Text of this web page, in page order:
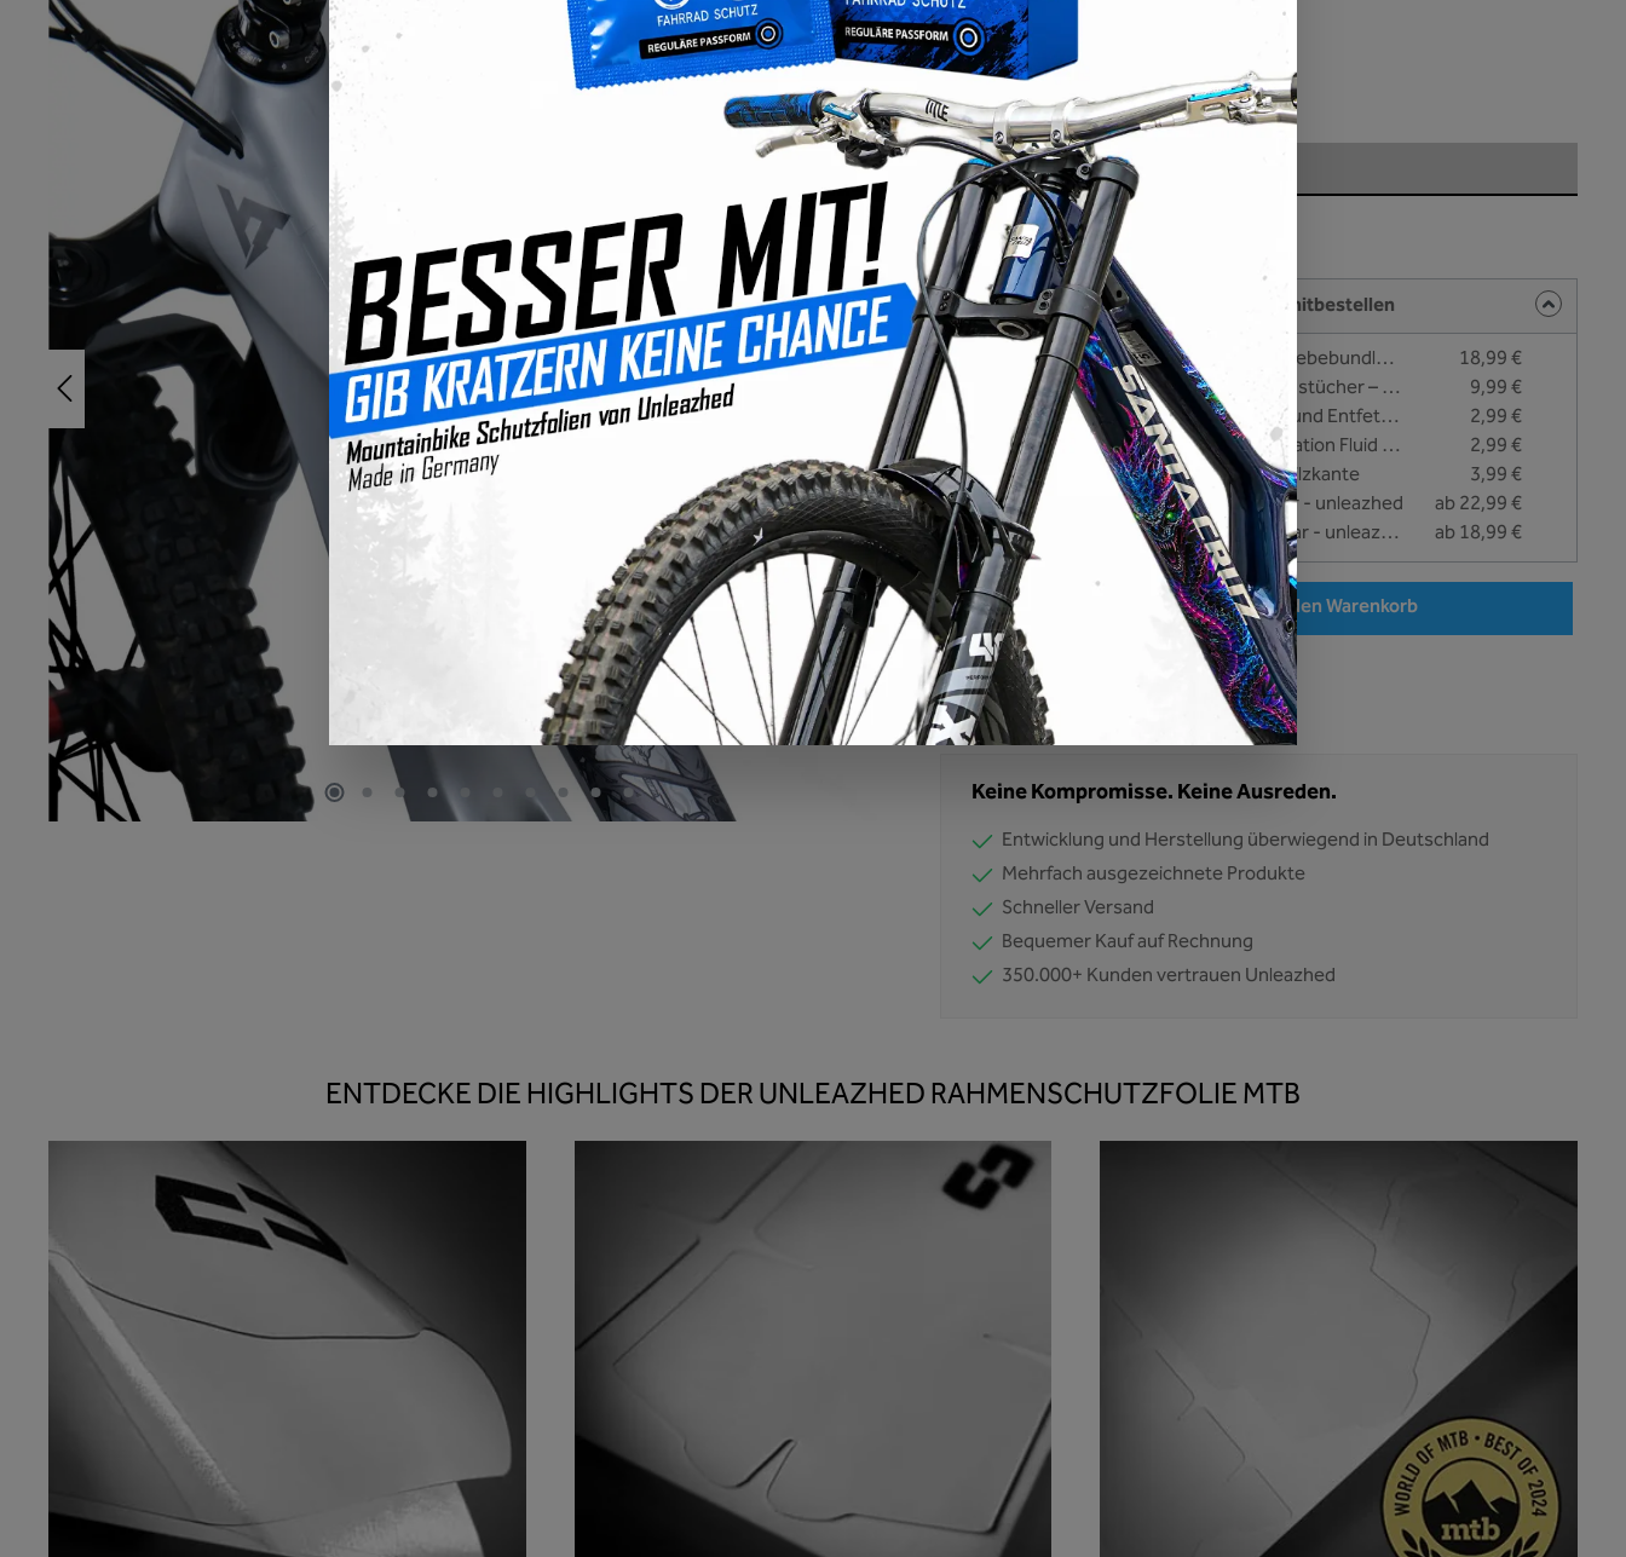
49,99 €
Preise inkl. MwSt. zzgl. Versandkosten
Sofort verfügbar, Lieferzeit: 1-3 Tage
Wähle deine Oberfläche
glänzend matt
Passende Artikel und Zubehör direkt mitbestellen
Reinigungs- und Verklebebundle - Unleazhed
18,99 €
Pflege- und Reinigungstücher – Unleazhed
9,99 €
#NO FAT - Reinigung und Entfettungsliquid - 25 ml
2,99 €
#EASY APPLY - Application Fluid zur Nassverklebung - 25 ml
2,99 €
Unleazhed Rakel mit Filzkante
3,99 €
Gabelschutzfolie clear - unleazhed
ab 22,99 €
Zusatzschutzfolie clear - unleazhed
ab 18,99 €
Produkt Anzahl: Gib den gewünschten Wert ein oder benutze die Schaltflächen um die Anzahl zu erhöhen
In den Warenkorb
Produktnummer:
BP01-015-XXL-glossy
EAN:4260711724275
Keine Kompromisse. Keine Ausreden.
Entwicklung und Herstellung überwiegend in Deutschland
Mehrfach ausgezeichnete Produkte
Schneller Versand
Bequemer Kauf auf Rechnung
350.000+ Kunden vertrauen Unleazhed
ENTDECKE DIE HIGHLIGHTS DER UNLEAZHED RAHMENSCHUTZFOLIE MTB